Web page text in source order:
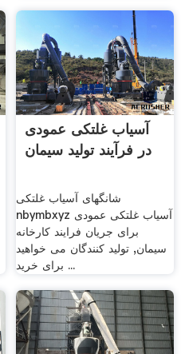
آسیاب غلتکی عمودی
در فرآیند تولید سیمان
شانگهای آسیاب غلتکی
nbymbxyz آسیاب غلتکی عمودی
برای جریان فرایند کارخانه
سیمان, تولید کنندگان می خواهید
برای خرید ...